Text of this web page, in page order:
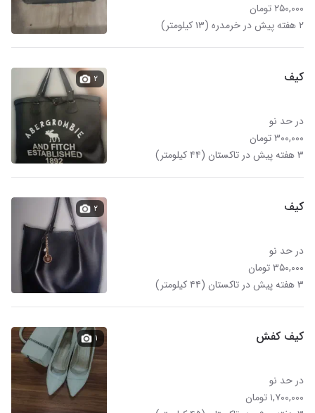
۲۵۰,۰۰۰ تومان
۲ هفته پیش در خرمدره (۱۳ کیلومتر)
کیف
در حد نو
۳۰۰,۰۰۰ تومان
۳ هفته پیش در تاکستان (۴۴ کیلومتر)
۲
کیف
در حد نو
۳۵۰,۰۰۰ تومان
۳ هفته پیش در تاکستان (۴۴ کیلومتر)
۲
کیف کفش
در حد نو
۱,۷۰۰,۰۰۰ تومان
۱